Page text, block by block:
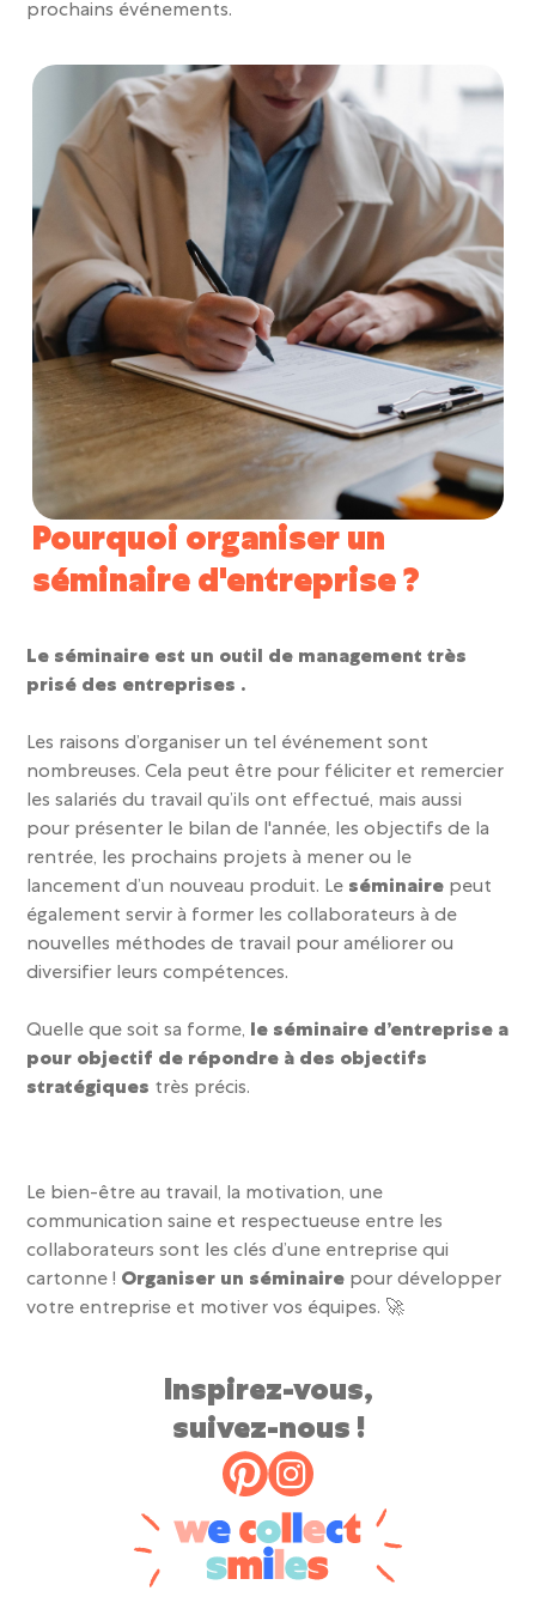
prochains événements.
Pourquoi organiser un
séminaire d'entreprise ?
Le séminaire est un outil de management très
prisé des entreprises .
Les raisons d’organiser un tel événement sont
nombreuses. Cela peut être pour féliciter et remercier
les salariés du travail qu’ils ont effectué, mais aussi
pour présenter le bilan de l'année, les objectifs de la
rentrée, les prochains projets à mener ou le
lancement d’un nouveau produit. Le séminaire peut
également servir à former les collaborateurs à de
nouvelles méthodes de travail pour améliorer ou
diversifier leurs compétences.
Quelle que soit sa forme, le séminaire d’entreprise a
pour objectif de répondre à des objectifs
stratégiques très précis.
Le bien-être au travail, la motivation, une
communication saine et respectueuse entre les
collaborateurs sont les clés d’une entreprise qui
cartonne ! Organiser un séminaire pourdévelopper
votre entreprise et motiver vos équipes. 🚀
Inspirez-vous,
suivez-nous !